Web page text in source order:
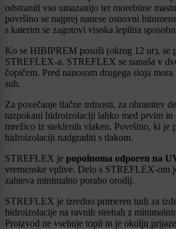
odstraniti vso umazanijo ter morebitne
površino se najprej nanese osnovni
s katerim se zagotovi visoka lepilna
Ko se HIBIPREM posuši (okrog 12 ur), se
STREFLEX-a. STREFLEX se nanaša v
čopičem. Pred nanosom drugega sloja
suh.
Za povečanje tlačne trdnosti, za ohranitev
razpokani hidroizolaciji lahko med prvim in
mrežico iz steklenih vlaken. Površino, ki je
hidroizolaciji nadgraditi s tlakom.
STREFLEX je popolnoma odporen na
vremenske vplive. Delo s STREFLEX-om
zahteva minimalno porabo orodij.
STREFLEX je izredno primeren tudi za
hidroizolacije na ravnih strehah z
Proizvod ne vsebuje topil in je okolju